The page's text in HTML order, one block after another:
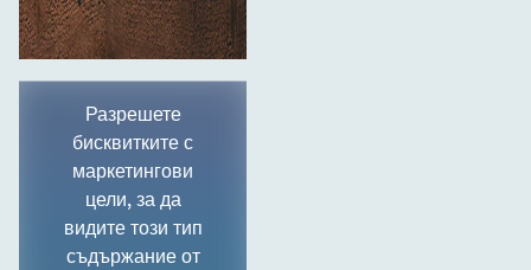
Разрешете
бисквитките с
маркетингови
цели, за да
видите този тип
съдържание от